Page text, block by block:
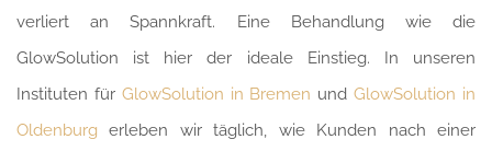
verliert an Spannkraft. Eine Behandlung wie die
GlowSolution ist hier der ideale Einstieg. In unseren
Instituten für GlowSolution in Bremen undGlowSolution in
Oldenburg erleben wir täglich, wie Kunden nach einer